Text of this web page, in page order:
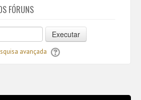
FÓRUNS
Executar
avançada